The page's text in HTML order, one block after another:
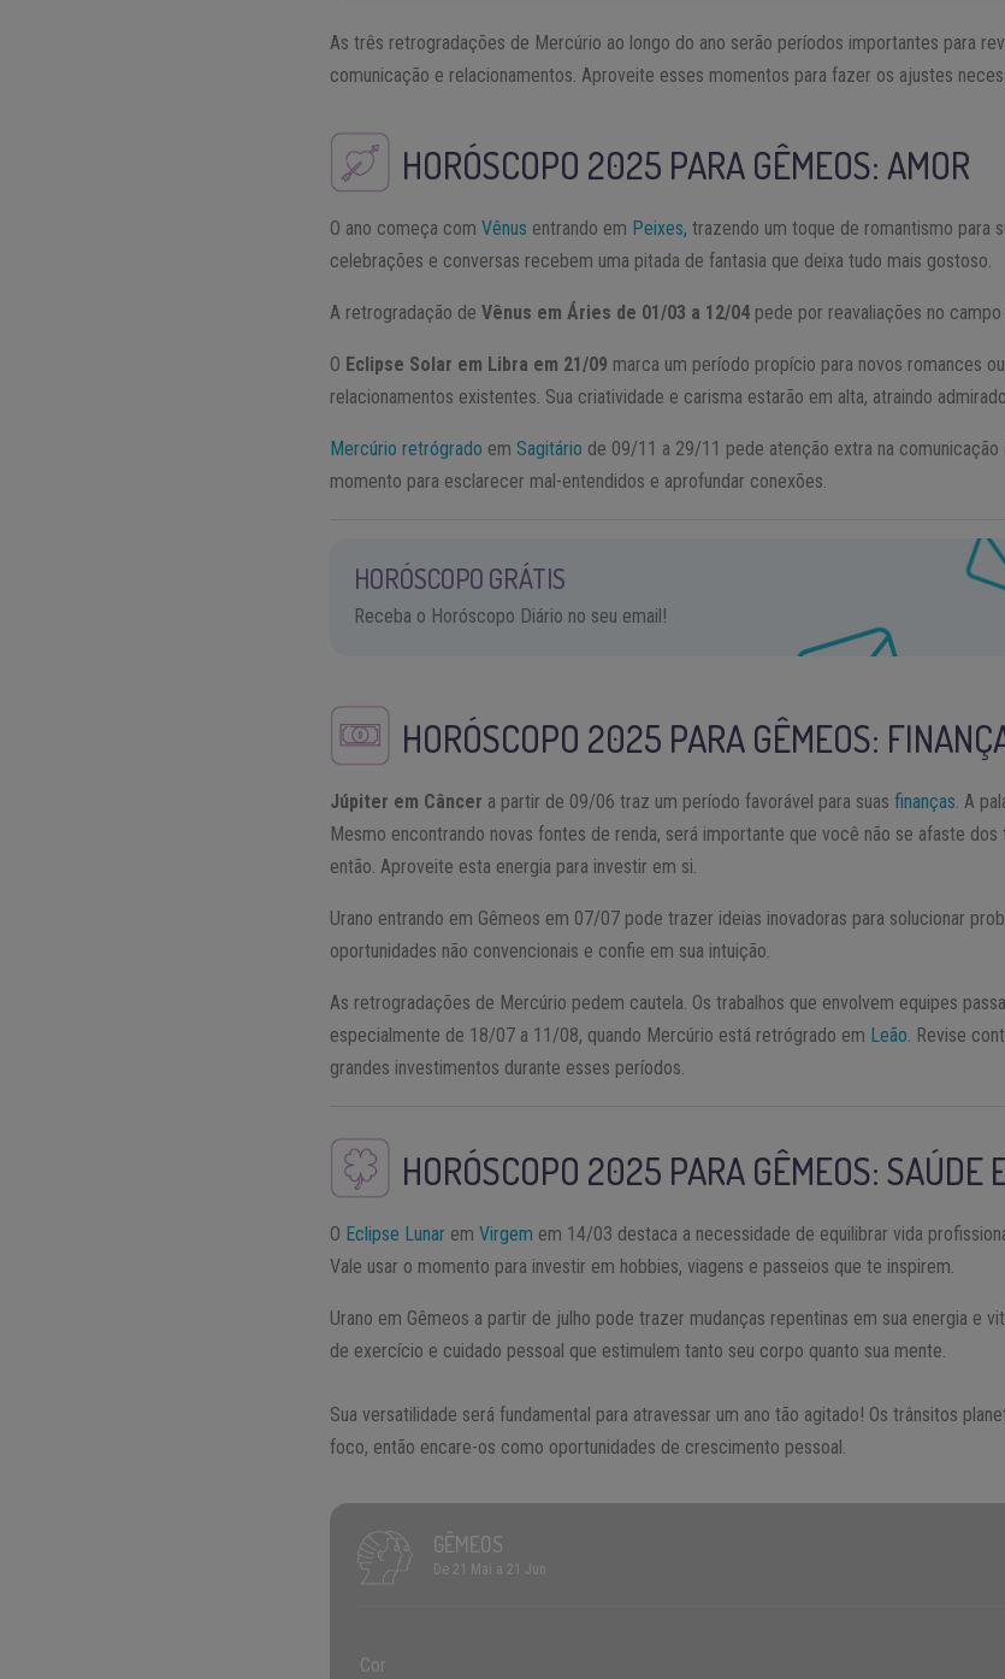
As três retrogradações de Mercúrio ao longo do ano serão períodos importantes para
comunicação e relacionamentos. Aproveite esses momentos para fazer os ajustes
HORÓSCOPO 2025 PARA GÊMEOS: AMOR
O ano começa comVênus entrando em Peixes, trazendo um toque de romantismo para
celebrações e conversas recebem uma pitada de fantasia que deixa tudo mais gostoso.
A retrogradação deVênus em Áries de 01/03 a 12/04 pede por reavaliações no
O Eclipse Solar em Libra em 21/09 marca um período propício para novos romances
relacionamentos existentes. Sua criatividade e carisma estarão em alta, atraindo
Mercúrio retrógrado em Sagitário de 09/11 a 29/11 pede atenção extra na
momento para esclarecer mal-entendidos e aprofundar conexões.
HORÓSCOPO GRÁTIS
Receba o Horóscopo Diário no seu email!
HORÓSCOPO 2025 PARA GÊMEOS:
Júpiter em Câncer a partir de 09/06 traz um período favorável para suasfinanças. A
Mesmo encontrando novas fontes de renda, será importante que você não se afaste
então. Aproveite esta energia para investir em si.
Urano entrando em Gêmeos em 07/07 pode trazer ideias inovadoras para solucionar
oportunidades não convencionais e confie em sua intuição.
As retrogradações de Mercúrio pedem cautela. Os trabalhos que envolvem equipes
especialmente de 18/07 a 11/08, quando Mercúrio está retrógrado em Leão. Revise
grandes investimentos durante esses períodos.
HORÓSCOPO 2025 PARA GÊMEOS: SAÚDE
O Eclipse Lunar emVirgem em 14/03 destaca a necessidade de equilibrar vida
Vale usar o momento para investir em hobbies, viagens e passeios que te inspirem.
Urano em Gêmeos a partir de julho pode trazer mudanças repentinas em sua energia e
de exercício e cuidado pessoal que estimulem tanto seu corpo quanto sua mente.
Sua versatilidade será fundamental para atravessar um ano tão agitado! Os trânsitos
foco, então encare-os como oportunidades de crescimento pessoal.
GÊMEOS
De 21 Mai a 21 Jun
Cor